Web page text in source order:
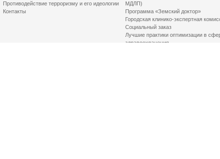
Противодействие терроризму и его идеологии
Контакты
МДЛП)
Программа «Земский доктор»
Городская клинико-экспертная
Социальный заказ
Лучшие практики оптимизации в
здравоохранения